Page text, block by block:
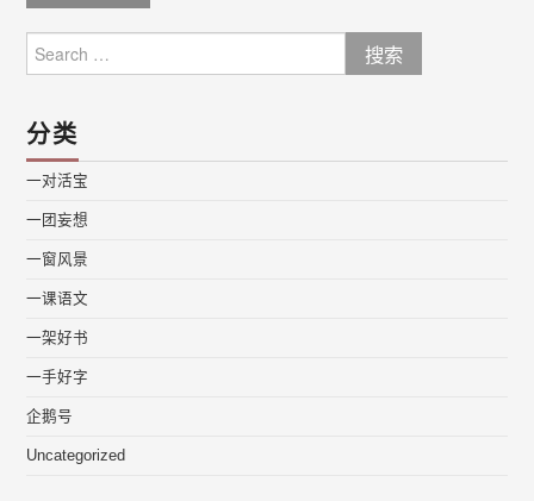
navigation
for:
分类
一对活宝
一团妄想
一窗风景
一课语文
一架好书
一手好字
企鹅号
Uncategorized